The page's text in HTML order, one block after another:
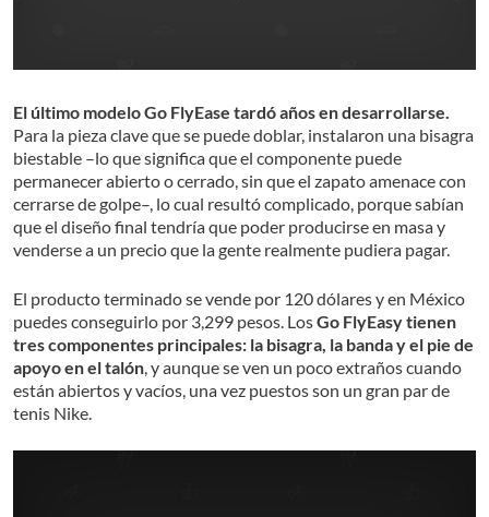
El último modelo Go FlyEase tardó años en desarrollarse.
Para la pieza clave que se puede doblar, instalaron una bisagra
biestable –lo que significa que el componente puede
permanecer abierto o cerrado, sin que el zapato amenace con
cerrarse de golpe–, lo cual resultó complicado, porque sabían
que el diseño final tendría que poder producirse en masa y
venderse a un precio que la gente realmente pudiera pagar.
El producto terminado se vende por 120 dólares y en México
puedes conseguirlo por 3,299 pesos. LosGo FlyEasy tienen
tres componentes principales: la bisagra, la banda y el pie de
apoyo en el talón, y aunque se ven un poco extraños cuando
están abiertos y vacíos, una vez puestos son un gran par de
tenis Nike.